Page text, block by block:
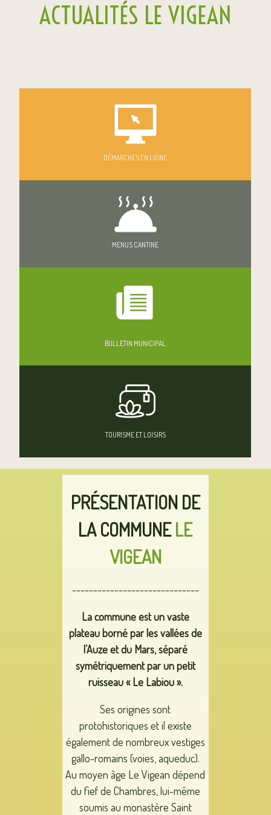
ACTUALITÉS LE VIGEAN
DÉMARCHES EN LIGNE
MENUS CANTINE
BULLETIN MUNICIPAL
TOURISME ET LOISIRS
PRÉSENTATION DE
LA COMMUNELE
VIGEAN
------------------------------
La commune est un vaste
plateau borné par les vallées de
l’Auze et du Mars, séparé
symétriquement par un petit
ruisseau « Le Labiou ».
Ses origines sont
protohistoriques et il existe
également de nombreux vestiges
gallo-romains (voies, aqueduc).
Au moyen âge Le Vigean dépend
du fief de Chambres, lui-même
soumis au monastère Saint